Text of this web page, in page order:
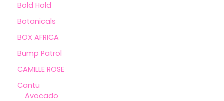
Bold Hold
Botanicals
BOX AFRICA
Bump Patrol
CAMILLE ROSE
Cantu
Avocado